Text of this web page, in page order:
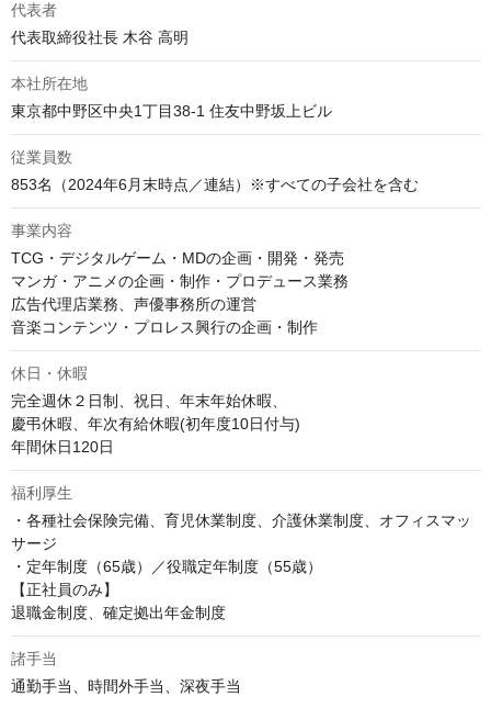
代表者
代表取締役社長 木谷 高明
本社所在地
東京都中野区中央1丁目38-1 住友中野坂上ビル
従業員数
853名（2024年6月末時点／連結）※すべての子会社を含む
事業内容
TCG・デジタルゲーム・MDの企画・開発・発売
マンガ・アニメの企画・制作・プロデュース業務
広告代理店業務、声優事務所の運営
音楽コンテンツ・プロレス興行の企画・制作
休日・休暇
完全週休２日制、祝日、年末年始休暇、
慶弔休暇、年次有給休暇(初年度10日付与)
福利厚生
・各種社会保険完備、育児休業制度、介護休業制度、オフィスマッ
サージ
・定年制度（65歳）／役職定年制度（55歳）
【正社員のみ】
退職金制度、確定拠出年金制度
諸手当
通勤手当、時間外手当、深夜手当